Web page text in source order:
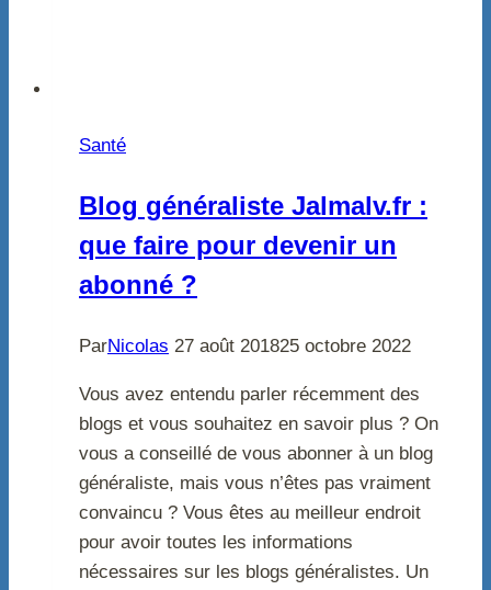
Santé
Blog généraliste Jalmalv.fr :
que faire pour devenir un
abonné ?
ParNicolas 27 août 201825 octobre 2022
Vous avez entendu parler récemment des
blogs et vous souhaitez en savoir plus ? On
vous a conseillé de vous abonner à un blog
généraliste, mais vous n’êtes pas vraiment
convaincu ? Vous êtes au meilleur endroit
pour avoir toutes les informations
nécessaires sur les blogs généralistes. Un